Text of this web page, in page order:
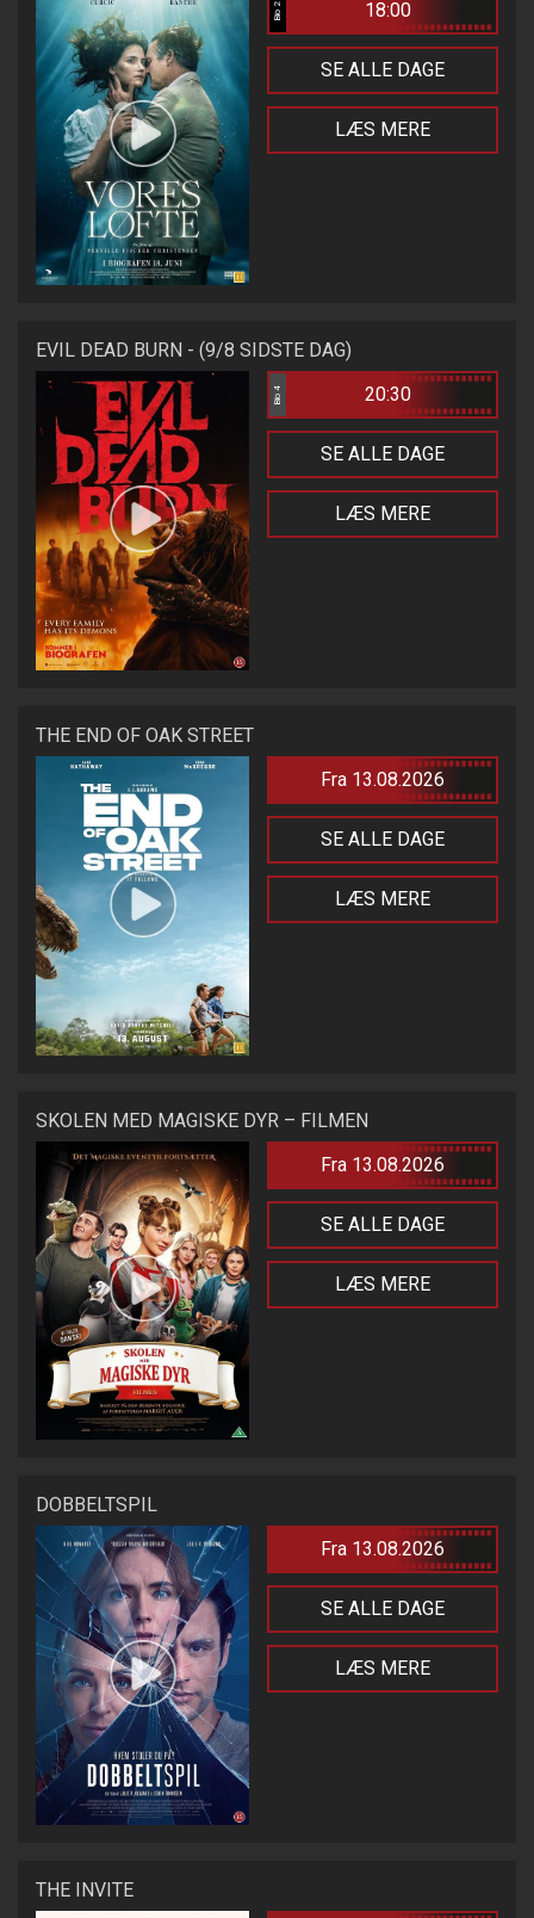
Bio 2 18:00
SE ALLE DAGE
LÆS MERE
EVIL DEAD BURN - (9/8 SIDSTE DAG)
Bio 4 20:30
SE ALLE DAGE
LÆS MERE
THE END OF OAK STREET
Fra 13.08.2026
SE ALLE DAGE
LÆS MERE
SKOLEN MED MAGISKE DYR – FILMEN
Fra 13.08.2026
SE ALLE DAGE
LÆS MERE
DOBBELTSPIL
Fra 13.08.2026
SE ALLE DAGE
LÆS MERE
THE INVITE